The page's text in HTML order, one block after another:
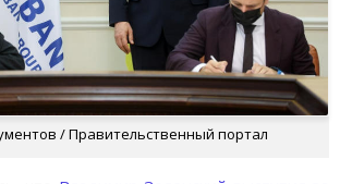
/ Правительственный портал